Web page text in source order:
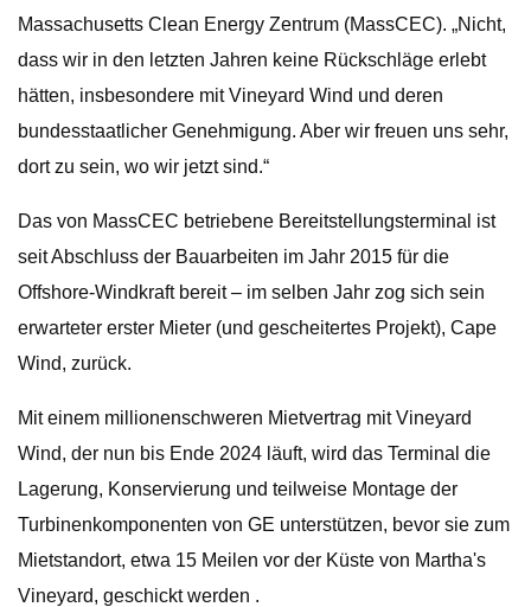
Massachusetts Clean Energy Zentrum (MassCEC). „Nicht,
dass wir in den letzten Jahren keine Rückschläge erlebt
hätten, insbesondere mit Vineyard Wind und deren
bundesstaatlicher Genehmigung. Aber wir freuen uns sehr,
dort zu sein, wo wir jetzt sind.“
Das von MassCEC betriebene Bereitstellungsterminal ist
seit Abschluss der Bauarbeiten im Jahr 2015 für die
Offshore-Windkraft bereit – im selben Jahr zog sich sein
erwarteter erster Mieter (und gescheitertes Projekt), Cape
Wind, zurück.
Mit einem millionenschweren Mietvertrag mit Vineyard
Wind, der nun bis Ende 2024 läuft, wird das Terminal die
Lagerung, Konservierung und teilweise Montage der
Turbinenkomponenten von GE unterstützen, bevor sie zum
Mietstandort, etwa 15 Meilen vor der Küste von Martha's
Vineyard, geschickt werden .